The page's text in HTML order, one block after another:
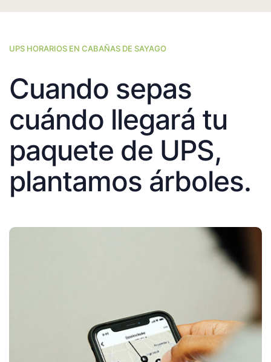
UPS HORARIOS EN CABAÑAS DE SAYAGO
Cuando sepas
cuándo llegará tu
paquete de UPS,
plantamos árboles.